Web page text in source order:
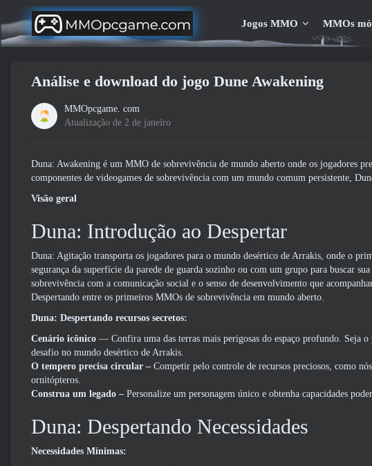
Jogos MMO MMOs
Análise e download do jogo Dune Awakening
MMOpcgame. com
Atualização de 2 de janeiro
Duna: Awakening é um MMO de sobrevivência de mundo aberto onde os jogadores
componentes de videogames de sobrevivência com um mundo comum persistente,
Visão geral
Duna: Introdução ao Despertar
Duna: Agitação transporta os jogadores para o mundo desértico de Arrakis, onde o
segurança da superfície da parede de guarda sozinho ou com um grupo para buscar
sobrevivência com a comunicação social e o senso de desenvolvimento que
Despertando entre os primeiros MMOs de sobrevivência em mundo aberto.
Duna: Despertando recursos secretos:
Cenário icônico — Confira uma das terras mais perigosas do espaço profundo. Seja
desafio no mundo desértico de Arrakis.
O tempero precisa circular – Competir pelo controle de recursos preciosos, como
ornitópteros.
Construa um legado – Personalize um personagem único e obtenha capacidades
Duna: Despertando Necessidades
Necessidades Mínimas: